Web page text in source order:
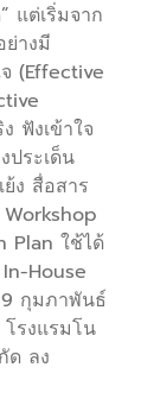
แต่เริ่มจาก
างมี
(Effective
ฟังเข้าใจ
ประเด็น
ง สื่อสาร
Plan ใช้ได้
House
กุมภาพันธ์
รงแรมโน
ด ลง